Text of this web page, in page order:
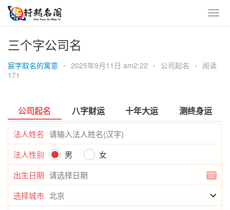
三个字公司名
宸字取名的寓意 • 2025年9月11日 am2:22 • 公司起名 • 阅读
171
公司起名 八字财运 十年大运 测终身运
法人姓名
法人性别
男
女
出生日期
选择城市